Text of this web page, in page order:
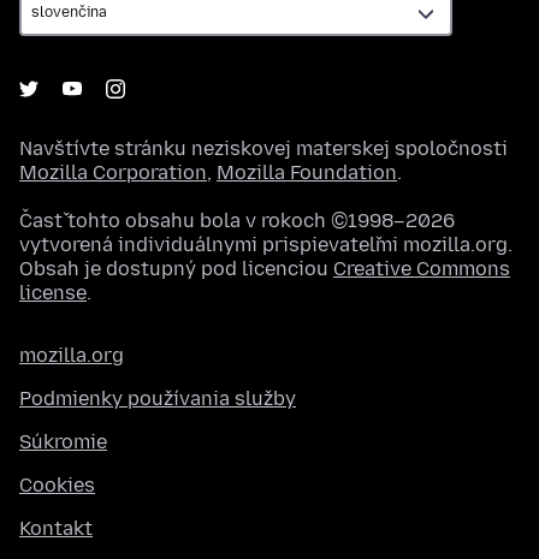
Navštívte stránku neziskovej materskej spoločnosti
Mozilla Corporation, Mozilla Foundation.
Časť tohto obsahu bola v rokoch ©1998–2026
vytvorená individuálnymi prispievateľmi mozilla.org.
Obsah je dostupný pod licenciou Creative Commons
license.
mozilla.org
Podmienky používania služby
Súkromie
Cookies
Kontakt